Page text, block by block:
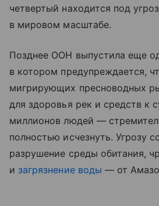
четвертый находится под
в мировом масштабе.
Позднее ООН выпустила еще
в котором предупреждается,
мигрирующих пресноводных
для здоровья рек и средств к
миллионов людей —
полностью исчезнуть. Угрозу
разрушение среды обитания,
и загрязнение воды — от